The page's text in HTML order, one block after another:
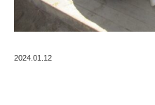
2024.01.12